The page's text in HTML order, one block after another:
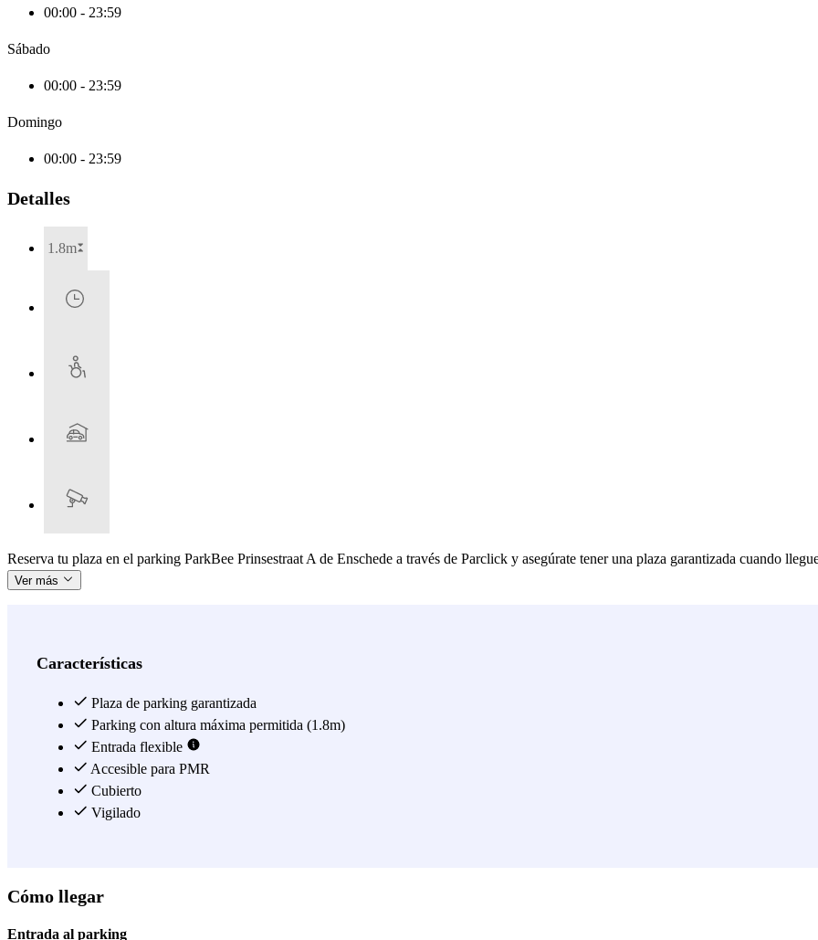
00:00 - 23:59
Sábado
00:00 - 23:59
Domingo
00:00 - 23:59
Detalles
1.8m
Reserva tu plaza en el parking ParkBee Prinsestraat A de Enschede a través de Parclick y asegúrate tener una plaza garantizada cuando
Ver más
Características
Plaza de parking garantizada
Parking con altura máxima permitida (1.8m)
Entrada flexible
Accesible para PMR
Cubierto
Vigilado
Cómo llegar
Entrada al parking